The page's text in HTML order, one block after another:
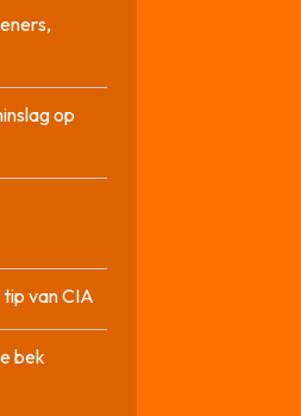
op
van CIA
bek